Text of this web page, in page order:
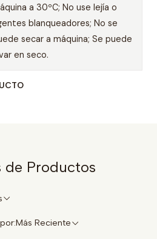
a 30ºC; No use lejía o
blanqueadores; No se
secar a máquina; Se puede
en seco.
de Productos
Más Reciente